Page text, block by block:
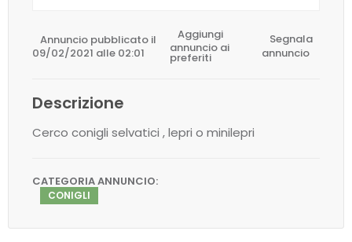
Annuncio pubblicato il
09/02/2021 alle 02:01
Aggiungi
annuncio ai
preferiti
Segnala
annuncio
Descrizione
Cerco conigli selvatici , lepri o minilepri
CATEGORIA ANNUNCIO:
CONIGLI